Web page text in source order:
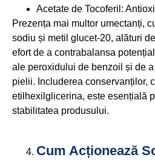
Acetate de Tocoferil:
Prezența mai multor umectanți,
sodiu și metil glucet-20, alături
efort de a contrabalansa
ale peroxidului de benzoil și de
pielii. Includerea conservanților,
etilhexilglicerina, este esențială
stabilitatea produsului.
Cum Acționează